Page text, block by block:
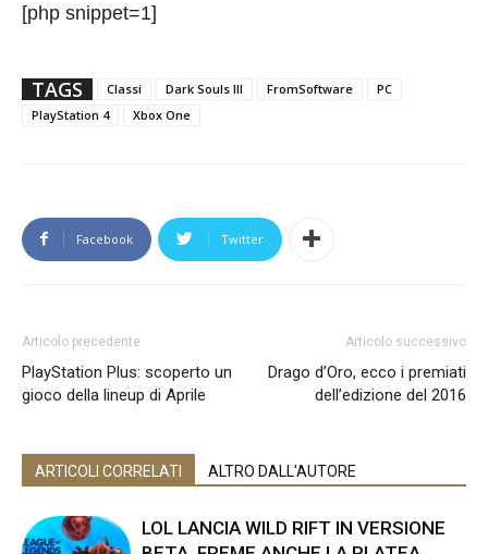
[php snippet=1]
TAGS Classi Dark Souls III FromSoftware
PC
PlayStation 4
Xbox One
Facebook Twitter
Articolo precedente
PlayStation Plus: scoperto un
gioco della lineup di Aprile
Articolo successivo
Drago d’Oro, ecco i premiati
dell’edizione del 2016
ARTICOLI CORRELATI ALTRO DALL'AUTORE
LOL LANCIA WILD RIFT IN VERSIONE